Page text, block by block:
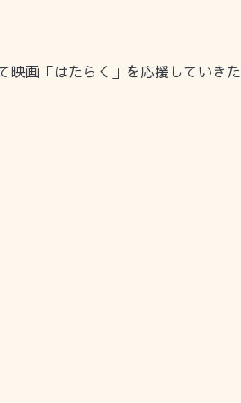
映画「はたらく」を応援していきた